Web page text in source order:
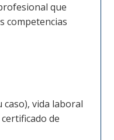
que
competencias
caso), vida laboral
de